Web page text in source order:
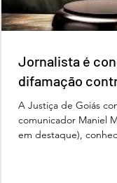
Jornalista é
difamação
A Justiça de Goiás
comunicador Maniel
em destaque),